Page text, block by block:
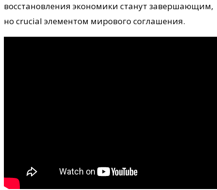
восстановления экономики станут завершающим,
но crucial элементом мирового соглашения.